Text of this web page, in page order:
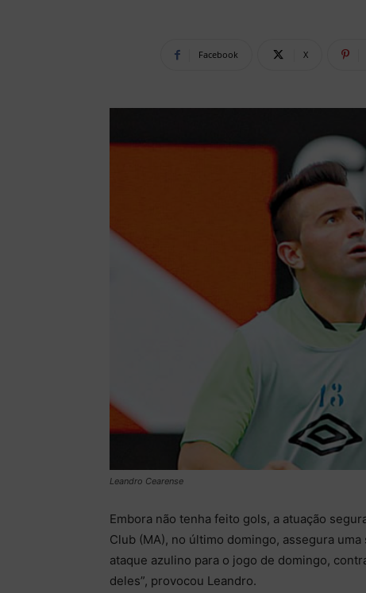
Facebook X
Leandro Cearense
Embora não tenha feito gols, a atuação
Club (MA), no último domingo, assegura
ataque azulino para o jogo de domingo,
deles”, provocou Leandro.